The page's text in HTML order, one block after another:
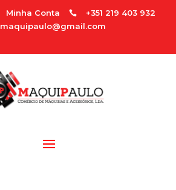
Minha Conta  +351 219 403 932
maquipaulo@gmail.com